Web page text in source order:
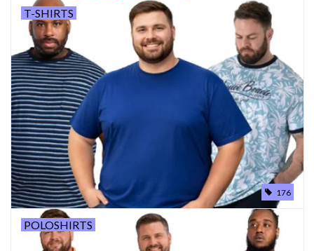
DAMES
OVERIG
Merken
T-SHIRTS
176
POLOSHIRTS